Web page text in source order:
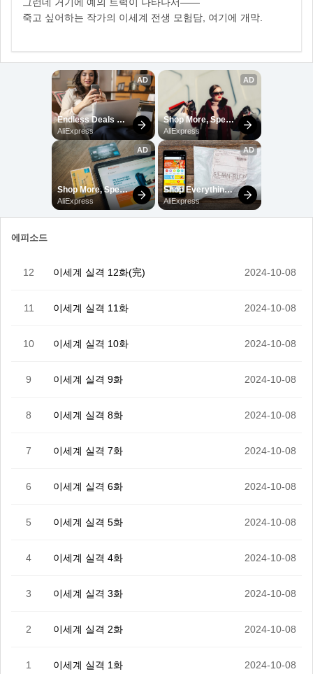
죽고 싶어하는 작가의 이세계 전생 모험담, 여기에 개막.
에피소드
12 이세계 실격 12화(完) 2024-10-08
11 이세계 실격 11화 2024-10-08
10 이세계 실격 10화 2024-10-08
9 이세계 실격 9화 2024-10-08
8 이세계 실격 8화 2024-10-08
7 이세계 실격 7화 2024-10-08
6 이세계 실격 6화 2024-10-08
5 이세계 실격 5화 2024-10-08
4 이세계 실격 4화 2024-10-08
3 이세계 실격 3화 2024-10-08
2 이세계 실격 2화 2024-10-08
1 이세계 실격 1화 2024-10-08